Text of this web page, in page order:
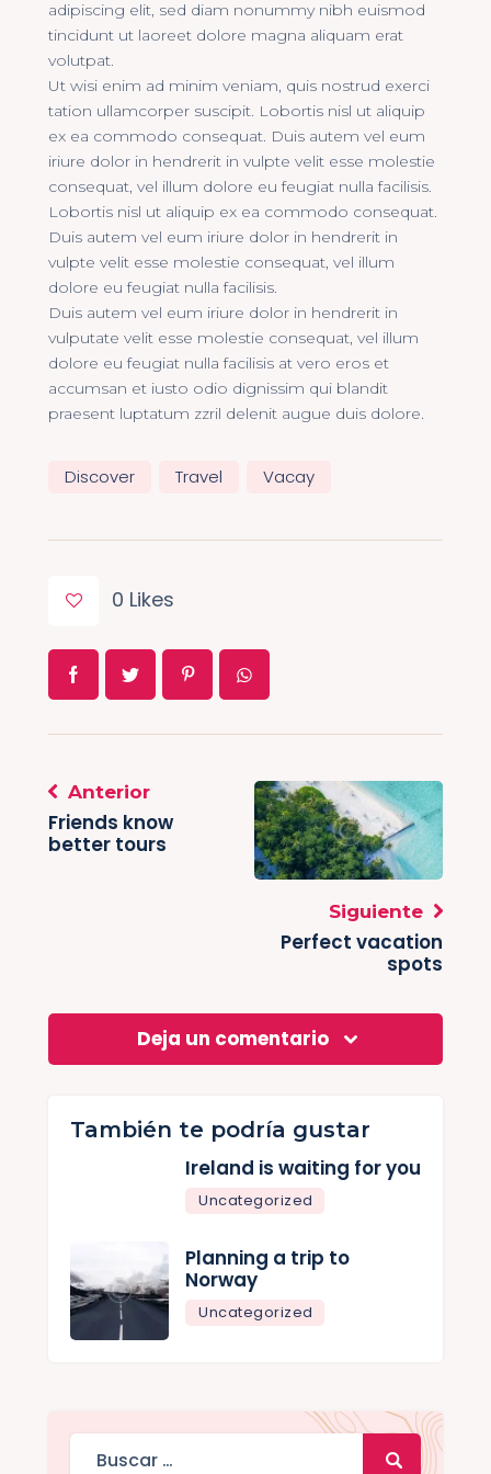
adipiscing elit, sed diam nonummy nibh euismod
tincidunt ut laoreet dolore magna aliquam erat
volutpat.
Ut wisi enim ad minim veniam, quis nostrud exerci
tation ullamcorper suscipit. Lobortis nisl ut aliquip
ex ea commodo consequat. Duis autem vel eum
iriure dolor in hendrerit in vulpte velit esse molestie
consequat, vel illum dolore eu feugiat nulla facilisis.
Lobortis nisl ut aliquip ex ea commodo consequat.
Duis autem vel eum iriure dolor in hendrerit in
vulpte velit esse molestie consequat, vel illum
dolore eu feugiat nulla facilisis.
Duis autem vel eum iriure dolor in hendrerit in
vulputate velit esse molestie consequat, vel illum
dolore eu feugiat nulla facilisis at vero eros et
accumsan et iusto odio dignissim qui blandit
praesent luptatum zzril delenit augue duis dolore.
Discover Travel Vacay
0 Likes
Anterior
Friends know
better tours
Siguiente
Perfect vacation
spots
Deja un comentario
También te podría gustar
Ireland is waiting for you
Uncategorized
Planning a trip to
Norway
Uncategorized